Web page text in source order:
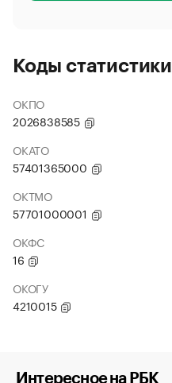
Коды статистики
ОКПО
2026838585
ОКАТО
57401365000
ОКТМО
57701000001
ОКФС
16
ОКОГУ
4210015
Интересное на РБК